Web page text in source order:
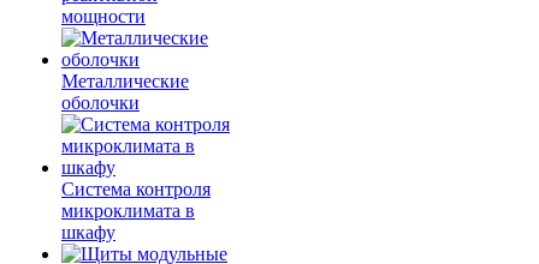
мощности
Металлические
оболочки
Система контроля
микроклимата в
шкафу